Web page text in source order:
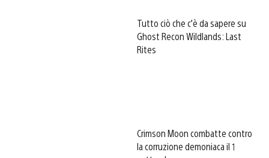
Tutto ciò che c’è da sapere su
Ghost Recon Wildlands: Last
Rites
Crimson Moon combatte contro
la corruzione demoniaca il 1